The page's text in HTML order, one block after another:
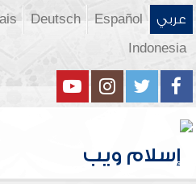
عربي Español
Deutsch
Indonesia